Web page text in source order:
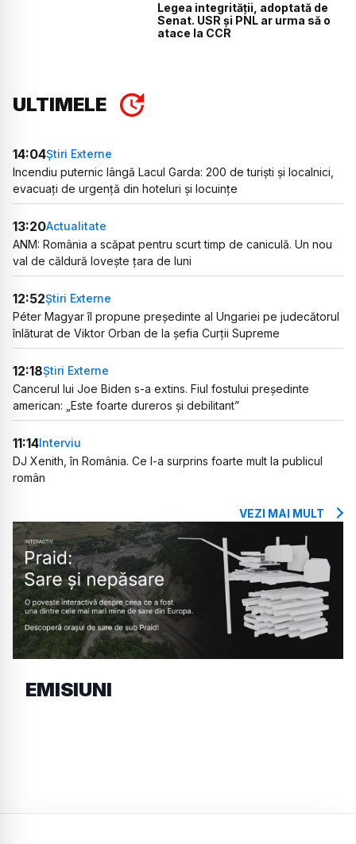
Legea integrității, adoptată de
Senat. USR și PNL ar urma să o
atace la CCR
ULTIMELE
14:04Știri Externe
Incendiu puternic lângă Lacul Garda: 200 de turiști și localnici,
evacuați de urgență din hoteluri și locuințe
13:20Actualitate
ANM: România a scăpat pentru scurt timp de caniculă. Un nou
val de căldură lovește țara de luni
12:52Știri Externe
Péter Magyar îl propune președinte al Ungariei pe judecătorul
înlăturat de Viktor Orban de la șefia Curții Supreme
12:18Știri Externe
Cancerul lui Joe Biden s-a extins. Fiul fostului președinte
american: „Este foarte dureros și debilitant”
11:14Interviu
DJ Xenith, în România. Ce l-a surprins foarte mult la publicul
român
VEZI MAI MULT
EMISIUNI